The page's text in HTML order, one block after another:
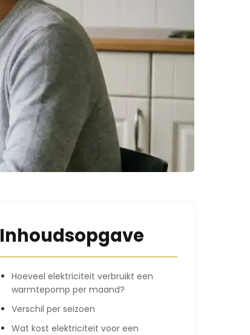
Inhoudsopgave
Hoeveel elektriciteit verbruikt een
warmtepomp per maand?
Verschil per seizoen
Wat kost elektriciteit voor een